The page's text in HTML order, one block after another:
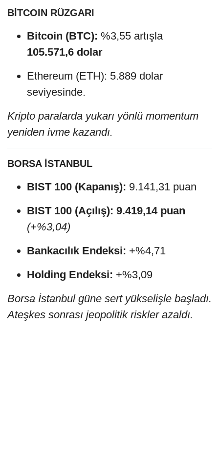
BİTCOIN RÜZGARI
Bitcoin (BTC): %3,55 artışla
105.571,6 dolar
Ethereum (ETH): 5.889 dolar
seviyesinde.
Kripto paralarda yukarı yönlü momentum
yeniden ivme kazandı.
BORSA İSTANBUL
BIST 100 (Kapanış): 9.141,31 puan
BIST 100 (Açılış): 9.419,14 puan
(+%3,04)
Bankacılık Endeksi: +%4,71
Holding Endeksi: +%3,09
Borsa İstanbul güne sert yükselişle başladı.
Ateşkes sonrası jeopolitik riskler azaldı.